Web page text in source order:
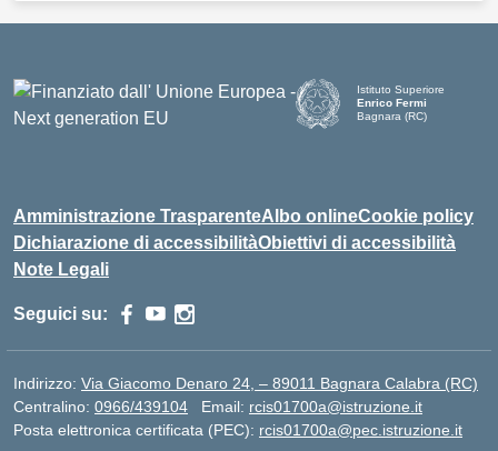
Istituto Superiore
Enrico Fermi
Bagnara (RC)
Amministrazione TrasparenteAlbo onlineCookie policy
Dichiarazione di accessibilitàObiettivi di accessibilità
Note Legali
Seguici su:
Indirizzo: Via Giacomo Denaro 24, – 89011 Bagnara Calabra (RC)
Centralino: 0966/439104 Email: rcis01700a@istruzione.it
Posta elettronica certificata (PEC): rcis01700a@pec.istruzione.it